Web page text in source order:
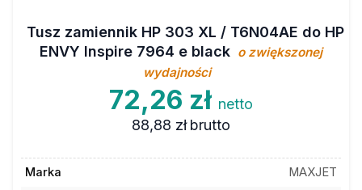
Tusz zamiennik HP 303 XL / T6N04AE do HP
ENVY Inspire 7964 e black o zwiększonej
wydajności
72,26 zł netto
88,88 zł brutto
Marka
MAXJET